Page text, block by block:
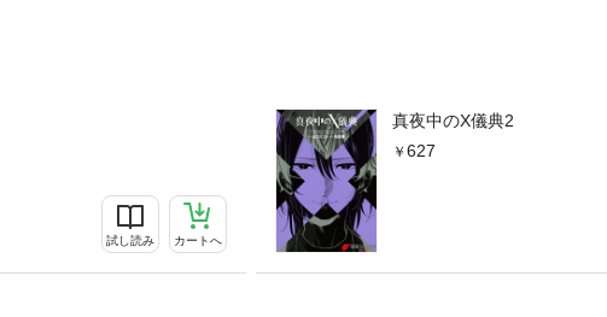
試し読み カートへ
真夜中のX儀典2
627